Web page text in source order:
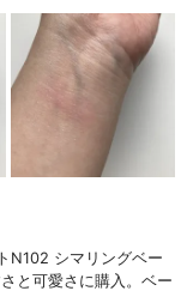
N102 シマリングベー
と可愛さに購入。ベー